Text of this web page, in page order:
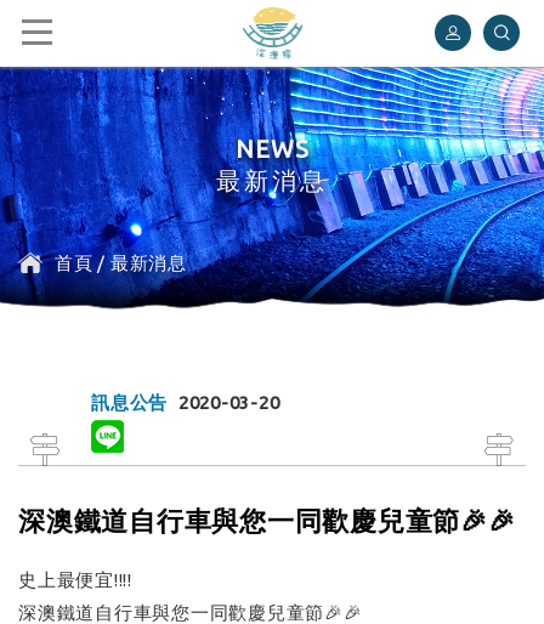
深澳鐵道自行車
NEWS
最新消息
首頁/最新消息
訊息公告 2020-03-20
深澳鐵道自行車與您一同歡慶兒童節🎉🎉
史上最便宜!!!!
深澳鐵道自行車與您一同歡慶兒童節🎉🎉